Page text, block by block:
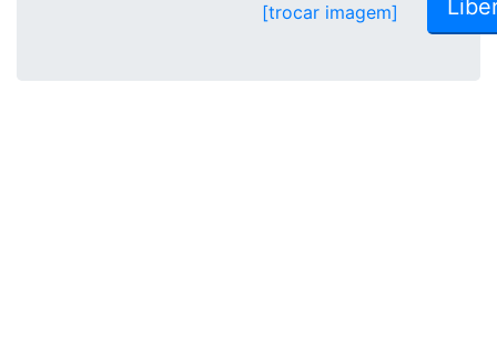
[trocar imagem]